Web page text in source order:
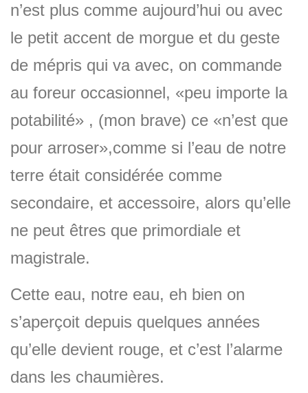
n’est plus comme aujourd’hui ou avec
le petit accent de morgue et du geste
de mépris qui va avec, on commande
au foreur occasionnel, «peu importe la
potabilité» , (mon brave) ce «n’est que
pour arroser»,comme si l’eau de notre
terre était considérée comme
secondaire, et accessoire, alors qu’elle
ne peut êtres que primordiale et
magistrale.
Cette eau, notre eau, eh bien on
s’aperçoit depuis quelques années
qu’elle devient rouge, et c’est l’alarme
dans les chaumières.